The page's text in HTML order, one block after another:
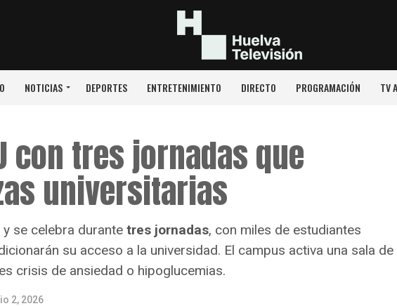
NOTICIAS DEPORTES ENTRETENIMIENTO DIRECTO PROGRAMACIÓN TV
con tres jornadas que
universitarias
se celebra durante tres jornadas, con miles de estudiantes
su acceso a la universidad. El campus activa una sala de
crisis de ansiedad o hipoglucemias.
2, 2026